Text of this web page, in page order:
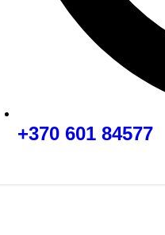
+370 601 84577